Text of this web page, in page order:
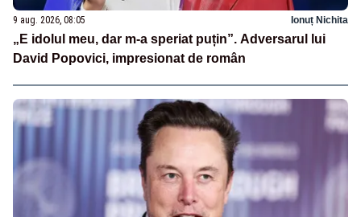
9 aug. 2026, 08:05 Ionuț Nichita
„E idolul meu, dar m-a speriat puțin”. Adversarul lui
David Popovici, impresionat de român